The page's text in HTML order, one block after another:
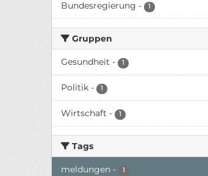
Bundesregierung - 1
Gruppen
Gesundheit - 1
Politik - 1
Wirtschaft - 1
Tags
meldungen - 1